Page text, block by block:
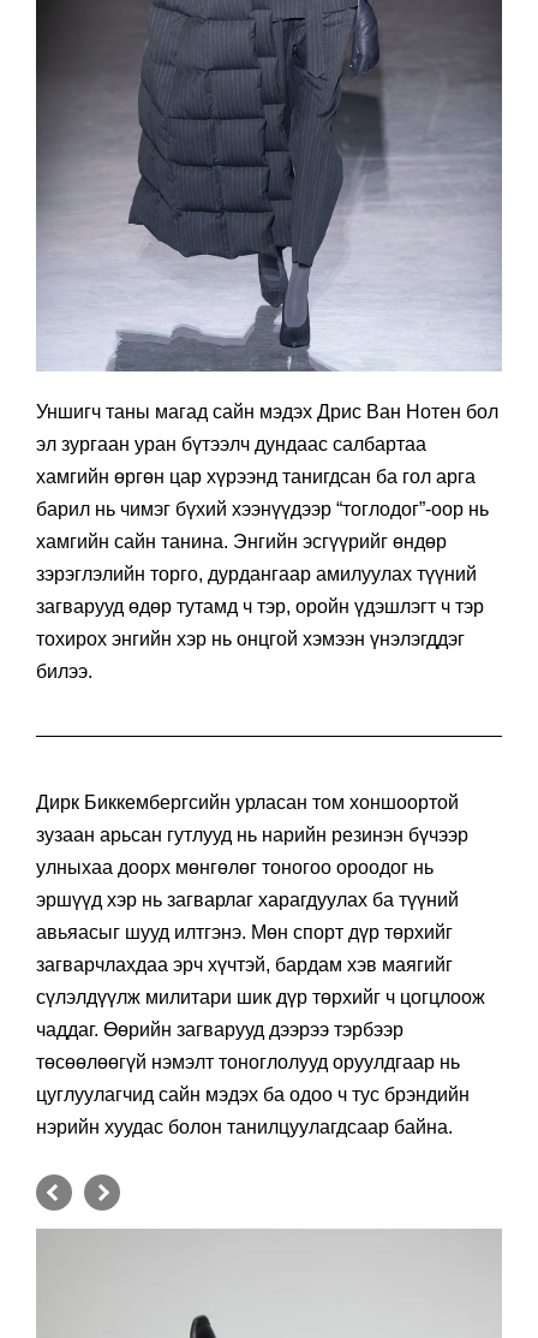
Уншигч таны магад сайн мэдэх Дрис Ван Нотен бол
эл зургаан уран бүтээлч дундаас салбартаа
хамгийн өргөн цар хүрээнд танигдсан ба гол арга
барил нь чимэг бүхий хээнүүдээр “тоглодог”-оор нь
хамгийн сайн танина. Энгийн эсгүүрийг өндөр
зэрэглэлийн торго, дурдангаар амилуулах түүний
загварууд өдөр тутамд ч тэр, оройн үдэшлэгт ч тэр
тохирох энгийн хэр нь онцгой хэмээн үнэлэгддэг
билээ.
Дирк Биккембергсийн урласан том хоншоортой
зузаан арьсан гутлууд нь нарийн резинэн бүчээр
улныхаа доорх мөнгөлөг тоногоо ороодог нь
эршүүд хэр нь загварлаг харагдуулах ба түүний
авьяасыг шууд илтгэнэ. Мөн спорт дүр төрхийг
загварчлахдаа эрч хүчтэй, бардам хэв маягийг
сүлэлдүүлж милитари шик дүр төрхийг ч цогцлоож
чаддаг. Өөрийн загварууд дээрээ тэрбээр
төсөөлөөгүй нэмэлт тоноглолууд оруулдгаар нь
цуглуулагчид сайн мэдэх ба одоо ч тус брэндийн
нэрийн хуудас болон танилцуулагдсаар байна.